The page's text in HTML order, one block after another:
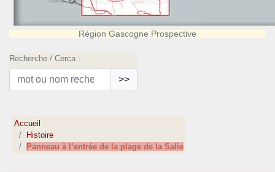
Région Gascogne Prospective
Recherche / Cerca :
>>
Accueil
Histoire
Panneau à l’entrée de la plage de la Salie